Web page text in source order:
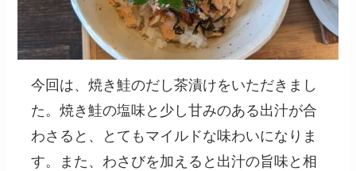
今回は、焼き鮭のだし茶漬けをいただきまし
た。焼き鮭の塩味と少し甘みのある出汁が合
わさると、とてもマイルドな味わいになりま
す。また、わさびを加えると出汁の旨味と相